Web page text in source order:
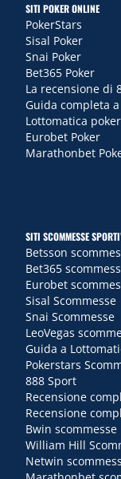
SITI POKER ONLINE
PokerStars
Sisal Poker
Snai Poker
Bet365 Poker
La recensione di
Guida completa
Lottomatica poker
Eurobet Poker
Marathonbet
SITI SCOMMESSE
Betsson
Bet365
Eurobet
Sisal Scommesse
Snai Scommesse
LeoVegas
Guida a
Pokerstars
888 Sport
Recensione
Recensione
Bwin scommesse
William Hill
Netwin